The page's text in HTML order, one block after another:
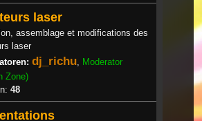
laser
assemblage et modifications des
laser
dj_richu Moderator
Zone)
48